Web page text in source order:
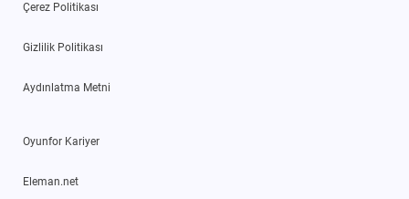
Çerez Politikası
Gizlilik Politikası
Aydınlatma Metni
Oyunfor Kariyer
Eleman.net